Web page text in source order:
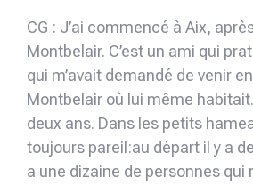
CG : J’ai commencé à Aix,
Montbelair. C’est un ami qui
qui m’avait demandé de venir
Montbelair où lui même
deux ans. Dans les petits
toujours pareil:au départ il y a
a une dizaine de personnes qui